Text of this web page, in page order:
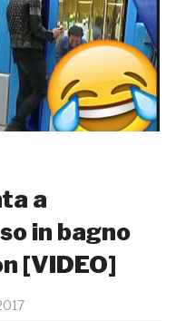
a
in bagno
[VIDEO]